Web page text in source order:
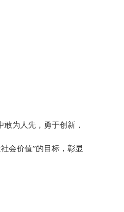
为人先，勇于创新，
会价值”的目标，彰显